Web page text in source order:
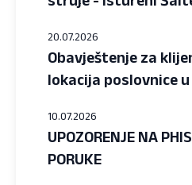
20.07.2026
Obavještenje za
lokacija poslovnice
10.07.2026
UPOZORENJE NA
PORUKE